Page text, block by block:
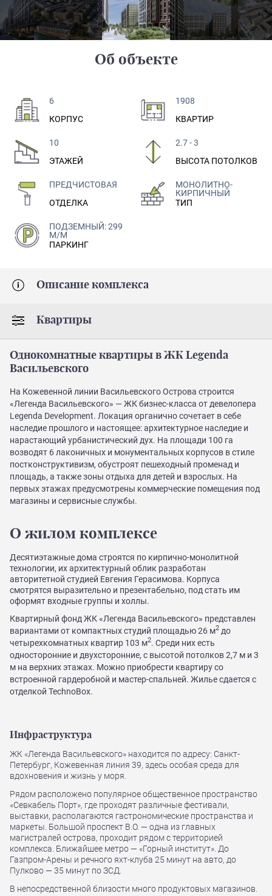
Об объекте
6
КОРПУС
1908
КВАРТИР
10
ЭТАЖЕЙ
2.7 - 3
ВЫСОТА ПОТОЛКОВ
ПРЕДЧИСТОВАЯ
ОТДЕЛКА
МОНОЛИТНО-
КИРПИЧНЫЙ
ТИП
ПОДЗЕМНЫЙ: 299
М/М
ПАРКИНГ
Описание комплекса
Квартиры
Однокомнатные квартиры в ЖК Legenda
Васильевского
На Кожевенной линии Васильевского Острова строится
«Легенда Васильевского» — ЖК бизнес-класса от девелопера
Legenda Development. Локация органично сочетает в себе
наследие прошлого и настоящее: архитектурное наследие и
нарастающий урбанистический дух. На площади 100 га
возводят 6 лаконичных и монументальных корпусов в стиле
постконструктивизм, обустроят пешеходный променад и
площадь, а также зоны отдыха для детей и взрослых. На
первых этажах предусмотрены коммерческие помещения под
магазины и сервисные службы.
О жилом комплексе
Десятиэтажные дома строятся по кирпично-монолитной
технологии, их архитектурный облик разработан
авторитетной студией Евгения Герасимова. Корпуса
смотрятся выразительно и презентабельно, под стать им
оформят входные группы и холлы.
Квартирный фонд ЖК «Легенда Васильевского» представлен
вариантами от компактных студий площадью 26 м2 до
четырехкомнатных квартир 103 м2. Среди них есть
односторонние и двухсторонние, с высотой потолков 2,7 м и 3
м на верхних этажах. Можно приобрести квартиру со
встроенной гардеробной и мастер-спальней. Жилье сдается с
отделкой TechnoBox.
Инфраструктура
ЖК «Легенда Васильевского» находится по адресу: Санкт-
Петербург, Кожевенная линия 39, здесь особая среда для
вдохновения и жизнь у моря.
Рядом расположено популярное общественное пространство
«Севкабель Порт», где проходят различные фестивали,
выставки, располагаются гастрономические пространства и
маркеты. Большой проспект В.О. — одна из главных
магистралей острова, проходит рядом с территорией
комплекса. Ближайшее метро — «Горный институт». До
Газпром-Арены и речного яхт-клуба 25 минут на авто, до
Пулково — 35 минут по ЗСД.
В непосредственной близости много продуктовых магазинов.